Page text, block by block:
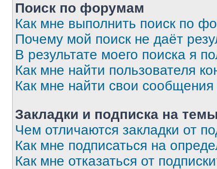
Поиск по форумам
Как мне выполнить поиск по
Почему мой поиск не даёт
В результате моего поиска я
Как мне найти пользователя
Как мне найти свои
Закладки и подписка на
Чем отличаются закладки от
Как мне подписаться на
Как мне отказаться от